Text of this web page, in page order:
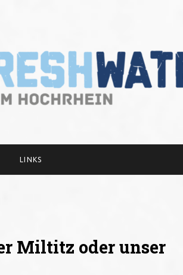
LINKS
Miltitz oder unser